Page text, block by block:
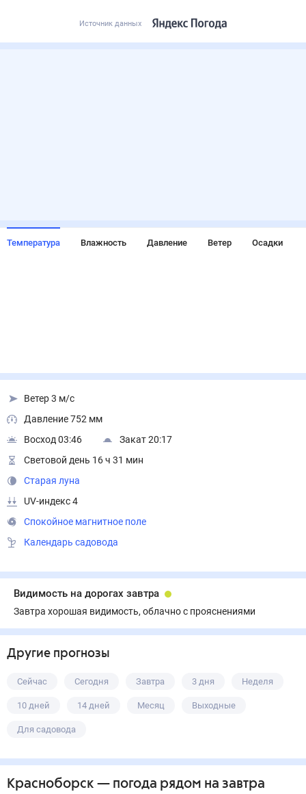
Источник данных
Температура Влажность Давление Ветер Осадки
Ветер 3 м/с
Давление 752 мм
Восход 03:46
Закат 20:17
Световой день 16 ч 31 мин
Старая луна
UV-индекс 4
Спокойное магнитное поле
Календарь садовода
Видимость на дорогах завтра
Завтра хорошая видимость, облачно с прояснениями
Другие прогнозы
Сейчас Сегодня Завтра 3 дня Неделя
10 дней 14 дней Месяц Выходные
Для садовода
Красноборск — погода рядом на завтра